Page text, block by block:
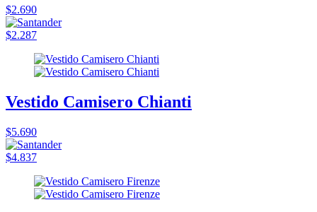
$2.690
$2.287
Vestido Camisero Chianti
$5.690
$4.837